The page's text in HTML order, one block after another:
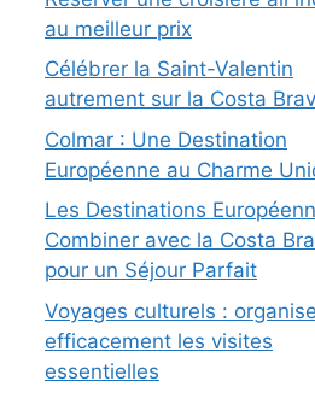
au meilleur prix
Célébrer la Saint-Valentin
autrement sur la Costa
Colmar : Une Destination
Européenne au Charme
Les Destinations
Combiner avec la Costa
pour un Séjour Parfait
Voyages culturels :
efficacement les visites
essentielles